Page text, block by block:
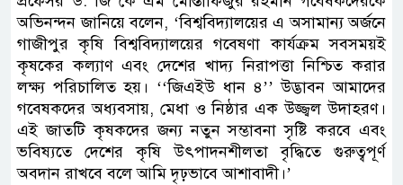
অভিনন্দন জানিয়ে বলেন, ‘বিশ্ববিদ্যালয়ের এ অসামান্য অর্জনে
গাজীপুর কৃষি বিশ্ববিদ্যালয়ের গবেষণা কার্যক্রম সবসময়ই
কৃষকের কল্যাণ এবং দেশের খাদ্য নিরাপত্তা নিশ্চিত করার
লক্ষ্য পরিচালিত হয়। ‘‘জিএইউ ধান ৪’’ উদ্ভাবন আমাদের
গবেষকদের অধ্যবসায়, মেধা ও নিষ্ঠার এক উজ্জ্বল উদাহরণ।
এই জাতটি কৃষকদের জন্য নতুন সম্ভাবনা সৃষ্টি করবে এবং
ভবিষ্যতে দেশের কৃষি উৎপাদনশীলতা বৃদ্ধিতে গুরুত্বপূর্ণ
অবদান রাখবে বলে আমি দৃঢ়ভাবে আশাবাদী।’